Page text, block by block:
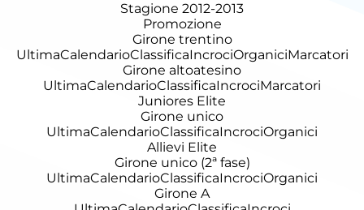
Stagione 2012-2013
Promozione
Girone trentino
UltimaCalendarioClassificaIncrociOrganiciMarcatori
Girone altoatesino
UltimaCalendarioClassificaIncrociMarcatori
Juniores Elite
Girone unico
UltimaCalendarioClassificaIncrociOrganici
Allievi Elite
Girone unico (2ª fase)
UltimaCalendarioClassificaIncrociOrganici
Girone A